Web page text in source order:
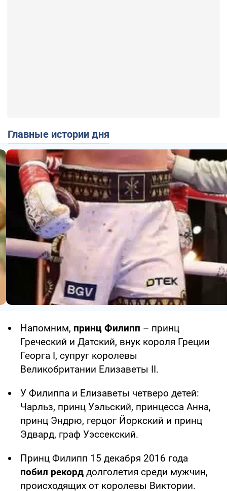
Главные истории дня
Напомним, принц Филипп – принц
Греческий и Датский, внук короля Греции
Георга I, супруг королевы
Великобритании Елизаветы II.
У Филиппа и Елизаветы четверо детей:
Чарльз, принц Уэльский, принцесса Анна,
принц Эндрю, герцог Йоркский и принц
Эдвард, граф Уэссекский.
Принц Филипп 15 декабря 2016 года
побил рекорд долголетия среди мужчин,
происходящих от королевы Виктории.